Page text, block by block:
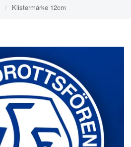
/ Klistermärke 12cm